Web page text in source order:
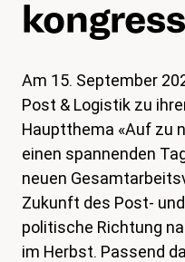
magazin
Shop
Kontakt
Familienzeit
Am 15. September
Post & Logistik zu
Hauptthema «Auf zu
einen spannenden
neuen
Zukunft des Post-
politische Richtung
im Herbst. Passend